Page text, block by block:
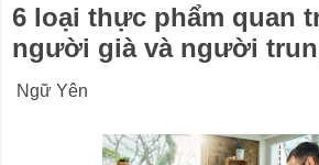
6 loại thực phẩm quan
người già và người
Ngữ Yên